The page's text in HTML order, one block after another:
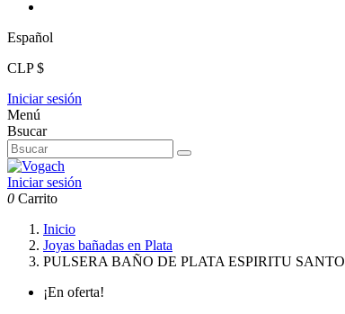
Español
CLP $
Iniciar sesión
Menú
Bsucar
Iniciar sesión
0 Carrito
Inicio
Joyas bañadas en Plata
PULSERA BAÑO DE PLATA ESPIRITU SANTO
¡En oferta!